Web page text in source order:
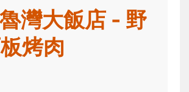
灣大飯店 - 野
烤肉